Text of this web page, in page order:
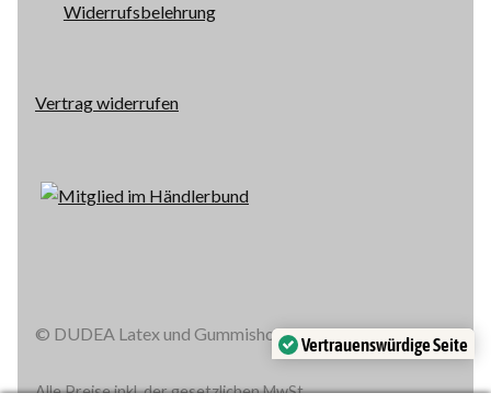
Widerrufsbelehrung
Vertrag widerrufen
© DUDEA Latex und Gummishop 2005 - 2026
Alle Preise inkl. der gesetzlichen MwSt.
Vertrauenswürdige Seite